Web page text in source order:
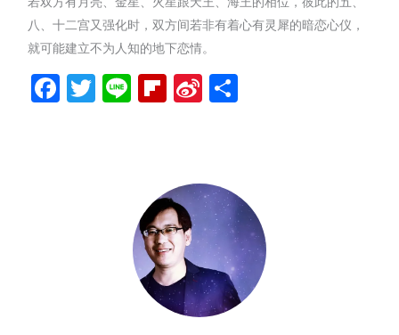
八、十二宫又强化时，双方间若非有着心有灵犀的暗恋心仪，
就可能建立不为人知的地下恋情。
Facebook
Twitter
LineFlipboard
Sina